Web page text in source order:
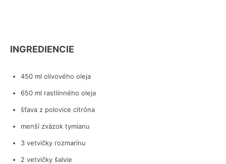
INGREDIENCIE
450 ml olivového oleja
650 ml rastlinného oleja
šťava z polovice citróna
menší zväzok tymianu
3 vetvičky rozmarínu
2 vetvičky šalvie